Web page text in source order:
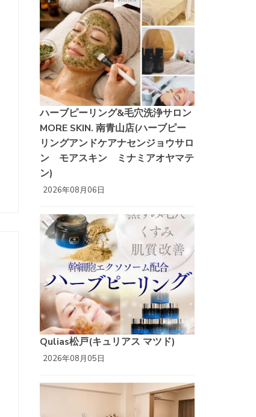
ハーブピーリング&毛穴洗浄サロン
MORE SKIN. 南青山店(ハーブピー
リングアンドケアナセンジョウサロ
ン モアスキン ミナミアオヤマテ
ン)
2026年08月06日
Qulias松戸(キュリアス マツド)
2026年08月05日